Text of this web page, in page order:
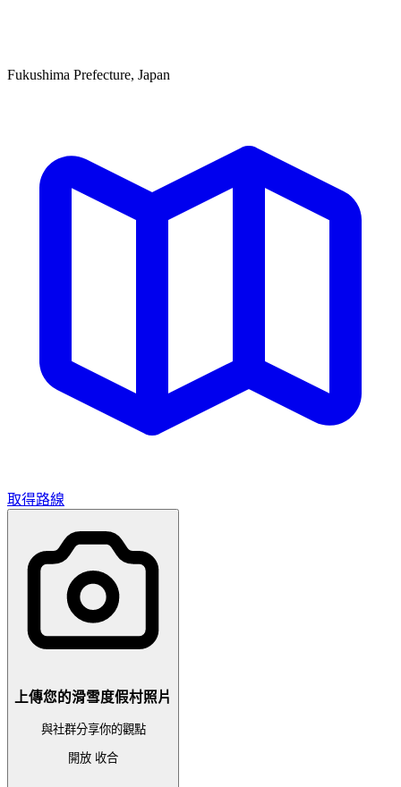
Fukushima Prefecture, Japan
取得路線
上傳您的滑雪度假村照片
與社群分享你的觀點
開放 收合